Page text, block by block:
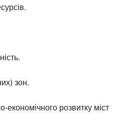
зон.
економічного розвитку міст